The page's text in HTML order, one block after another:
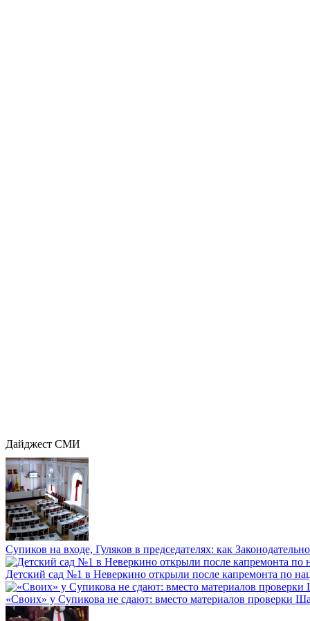
Дайджест СМИ
Супиков на входе, Гуляков в председателях: как
Детский сад №1 в Неверкино открыли после капремонта по
«Своих» у Супикова не сдают: вместо материалов проверки